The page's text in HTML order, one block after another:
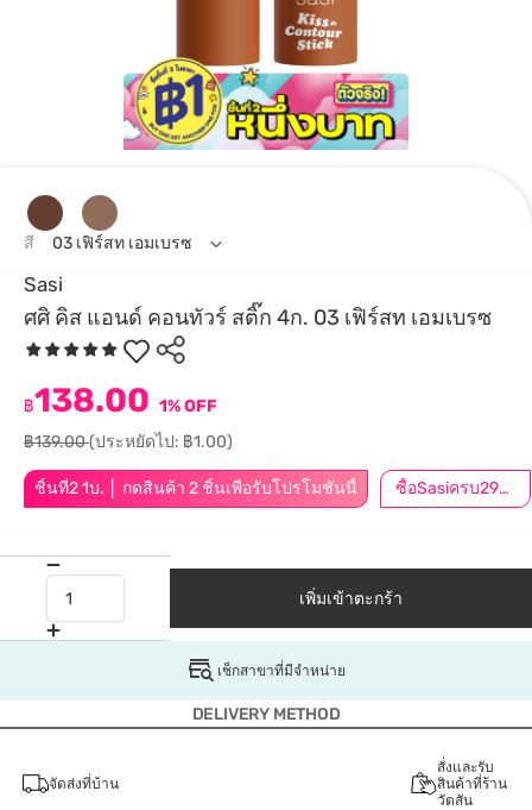
Sasi
ศศิ คิส แอนด์ คอนทัวร์ สติ๊ก 4ก. 03 เฟิร์สท เอมเบรซ
ชิ้นที่2 1บ. │ กดสินค้า 2 ชิ้นเพื่อรับโปรโมชันนี้ ซื้อSasiครบ299ลด30.-
฿138.00 1% OFF
฿139.00(ประหยัดไป: ฿1.00)
สี 03 เฟิร์สท เอมเบรซ
เพิ่มเข้าตะกร้า
เช็กสาขาที่มีจำหน่าย
DELIVERY METHOD
จัดส่งที่บ้าน
สั่งและรับ
สินค้าที่ร้าน
วัตสัน